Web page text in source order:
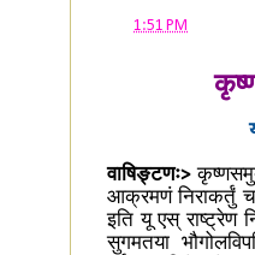
1:51 PM
वाषिङ्टणः>
आक्रमणं निराकर्तुं
इति यू एस् राष्ट्रेण
सुगमतया